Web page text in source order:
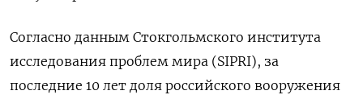
Согласно данным Стокгольмского института
исследования проблем мира (SIPRI), за
последние 10 лет доля российского вооружения